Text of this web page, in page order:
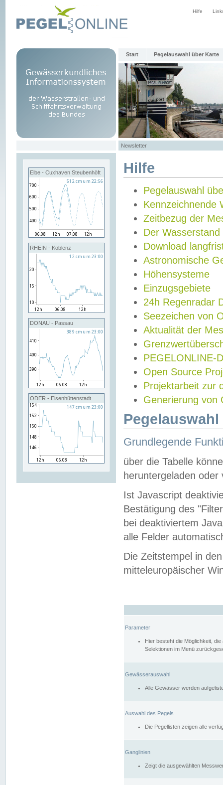
Hilfe
Start Pegelauswahl über Karte
Newsletter
Elbe - Cuxhaven Steubenhöft
RHEIN - Koblenz
DONAU - Passau
ODER - Eisenhüttenstadt
Hilfe
Pegelauswahl
Kennzeichnende
Zeitbezug der
Der Wasserstand
Download
Astronomische
Höhensysteme
Einzugsgebiete
24h Regenradar
Seezeichen von
Aktualität der
PEGELONLINE-
Open Source
Projektarbeit zur
Generierung von
Grundlegende
über die Tabelle
heruntergeladen oder
Ist Javascript
Bestätigung des
bei deaktiviertem
alle Felder
Die Zeitstempel in
mitteleuropäischer
Parameter
Hier besteht die Möglichkeit,
Selektionen im Menü
Gewässerauswahl
Alle Gewässer werden
Auswahl des Pegels
Die Pegellisten zeigen alle
Ganglinien
Zeigt die ausgewählten